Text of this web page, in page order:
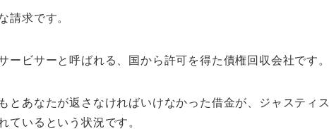
請求です。
ービサーと呼ばれる、国から許可を得た債権回収会社です。
とあなたが返さなければいけなかった借金が、ジャスティス
ているという状況です。